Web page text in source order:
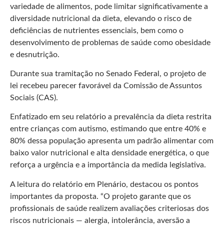
variedade de alimentos, pode limitar significativamente a
diversidade nutricional da dieta, elevando o risco de
deficiências de nutrientes essenciais, bem como o
desenvolvimento de problemas de saúde como obesidade
e desnutrição.
Durante sua tramitação no Senado Federal, o projeto de
lei recebeu parecer favorável da Comissão de Assuntos
Sociais (CAS).
Enfatizado em seu relatório a prevalência da dieta restrita
entre crianças com autismo, estimando que entre 40% e
80% dessa população apresenta um padrão alimentar com
baixo valor nutricional e alta densidade energética, o que
reforça a urgência e a importância da medida legislativa.
A leitura do relatório em Plenário, destacou os pontos
importantes da proposta. “O projeto garante que os
profissionais de saúde realizem avaliações criteriosas dos
riscos nutricionais — alergia, intolerância, aversão a